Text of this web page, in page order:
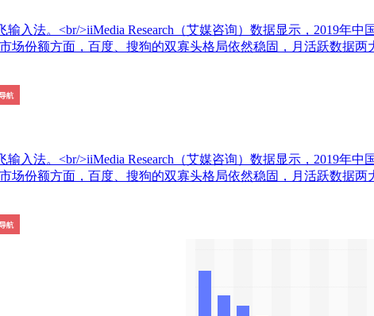
入法。<br/>iiMedia Research（艾媒咨询）数据显示，2019年
场份额方面，百度、搜狗的双寡头格局依然稳固，月活跃数据
入法。<br/>iiMedia Research（艾媒咨询）数据显示，2019年
场份额方面，百度、搜狗的双寡头格局依然稳固，月活跃数据